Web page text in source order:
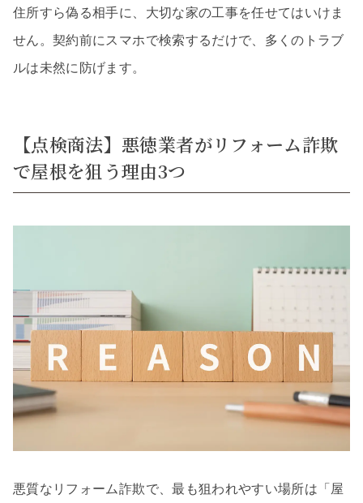
住所すら偽る相手に、大切な家の工事を任せてはいけま
せん。契約前にスマホで検索するだけで、多くのトラブ
ルは未然に防げます。
【点検商法】悪徳業者がリフォーム詐欺
で屋根を狙う理由3つ
悪質なリフォーム詐欺で、最も狙われやすい場所は「屋